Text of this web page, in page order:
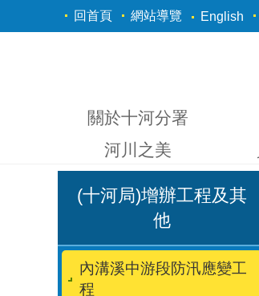
跳到主要內容區塊
回首頁 網站導覽 English
關於十河分署
河川之美
(十河局)增辦工程及其
他
內溝溪中游段防汛應變工
程